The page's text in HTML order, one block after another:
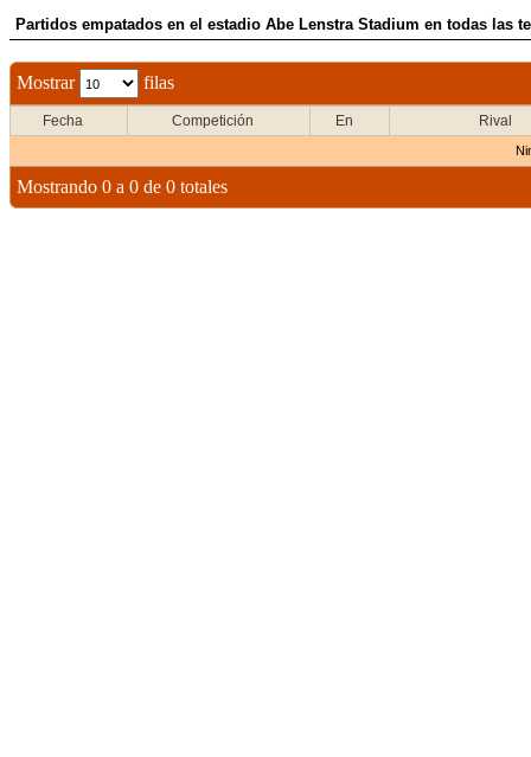
Partidos empatados en el estadio Abe Lenstra Stadium en todas las
Mostrar filas
Fecha Competición En Rival
Mostrando 0 a 0 de 0 totales